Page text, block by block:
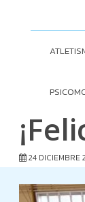
24 DICIEMBRE